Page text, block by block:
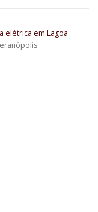
elétrica em Lagoa